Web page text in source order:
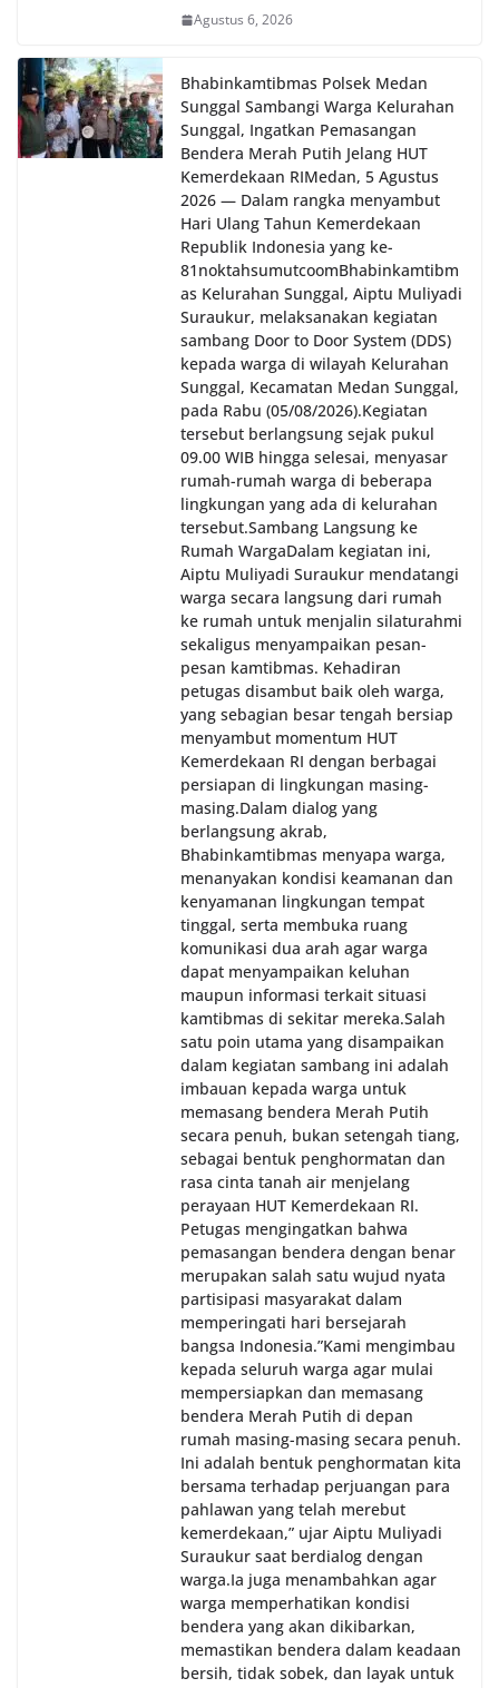
Agustus 6, 2026
Bhabinkamtibmas Polsek Medan
Sunggal Sambangi Warga Kelurahan
Sunggal, Ingatkan Pemasangan
Bendera Merah Putih Jelang HUT
Kemerdekaan RI‎‎Medan, 5 Agustus
2026 — Dalam rangka menyambut
Hari Ulang Tahun Kemerdekaan
Republik Indonesia yang ke-
81noktahsumutcoomBhabinkamtibm
as Kelurahan Sunggal, Aiptu Muliyadi
Suraukur, melaksanakan kegiatan
sambang Door to Door System (DDS)
kepada warga di wilayah Kelurahan
Sunggal, Kecamatan Medan Sunggal,
pada Rabu (05/08/2026).‎‎Kegiatan
tersebut berlangsung sejak pukul
09.00 WIB hingga selesai, menyasar
rumah-rumah warga di beberapa
lingkungan yang ada di kelurahan
tersebut.‎Sambang Langsung ke
Rumah Warga‎Dalam kegiatan ini,
Aiptu Muliyadi Suraukur mendatangi
warga secara langsung dari rumah
ke rumah untuk menjalin silaturahmi
sekaligus menyampaikan pesan-
pesan kamtibmas. Kehadiran
petugas disambut baik oleh warga,
yang sebagian besar tengah bersiap
menyambut momentum HUT
Kemerdekaan RI dengan berbagai
persiapan di lingkungan masing-
masing.‎Dalam dialog yang
berlangsung akrab,
Bhabinkamtibmas menyapa warga,
menanyakan kondisi keamanan dan
kenyamanan lingkungan tempat
tinggal, serta membuka ruang
komunikasi dua arah agar warga
dapat menyampaikan keluhan
maupun informasi terkait situasi
kamtibmas di sekitar mereka.‎‎‎Salah
satu poin utama yang disampaikan
dalam kegiatan sambang ini adalah
imbauan kepada warga untuk
memasang bendera Merah Putih
secara penuh, bukan setengah tiang,
sebagai bentuk penghormatan dan
rasa cinta tanah air menjelang
perayaan HUT Kemerdekaan RI.
Petugas mengingatkan bahwa
pemasangan bendera dengan benar
merupakan salah satu wujud nyata
partisipasi masyarakat dalam
memperingati hari bersejarah
bangsa Indonesia.‎‎”Kami mengimbau
kepada seluruh warga agar mulai
mempersiapkan dan memasang
bendera Merah Putih di depan
rumah masing-masing secara penuh.
Ini adalah bentuk penghormatan kita
bersama terhadap perjuangan para
pahlawan yang telah merebut
kemerdekaan,” ujar Aiptu Muliyadi
Suraukur saat berdialog dengan
warga.‎‎Ia juga menambahkan agar
warga memperhatikan kondisi
bendera yang akan dikibarkan,
memastikan bendera dalam keadaan
bersih, tidak sobek, dan layak untuk